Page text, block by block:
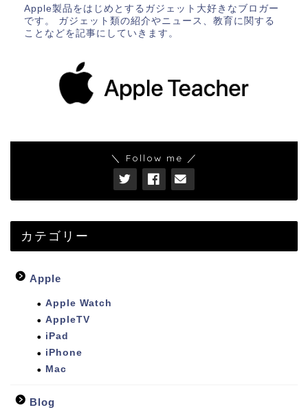
Apple製品をはじめとするガジェット大好きなブロガー
です。 ガジェット類の紹介やニュース、教育に関する
ことなどを記事にしていきます。
＼ Follow me ／
カテゴリー
Apple
Apple Watch
AppleTV
iPad
iPhone
Mac
Blog